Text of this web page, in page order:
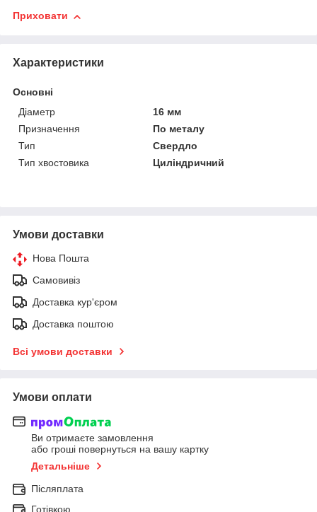
Приховати
Характеристики
Основні
Діаметр
16 мм
Призначення
По металу
Тип
Свердло
Тип хвостовика
Циліндричний
Умови доставки
Нова Пошта
Самовивіз
Доставка кур'єром
Доставка поштою
Всі умови доставки
Умови оплати
Ви отримаєте замовлення
або гроші повернуться на вашу картку
Детальніше
Післяплата
Готівкою